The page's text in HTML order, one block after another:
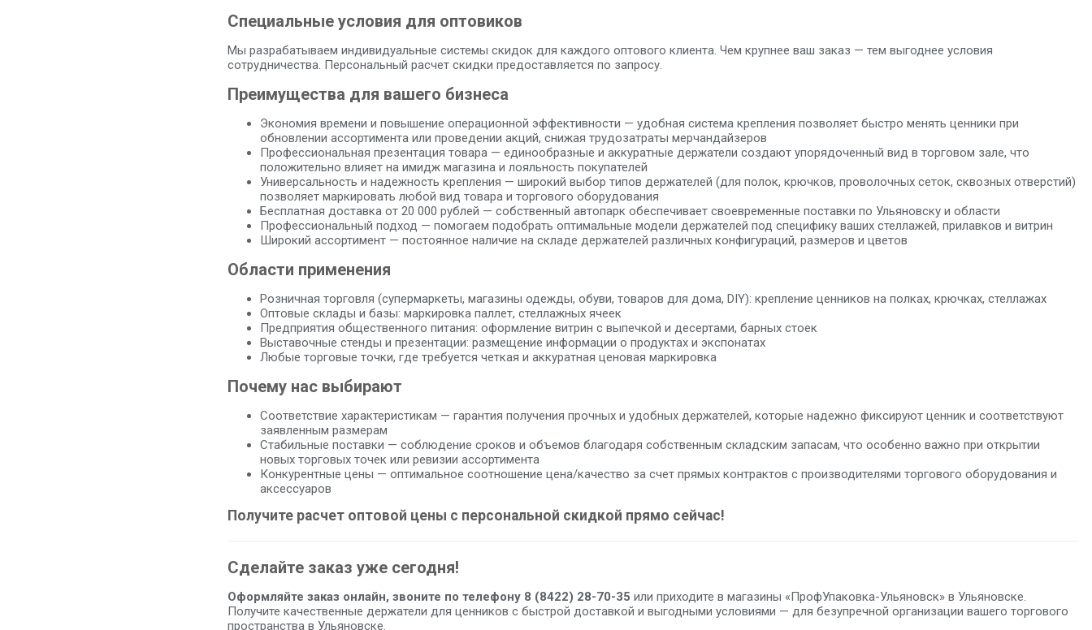
Специальные условия для оптовиков
Мы разрабатываем индивидуальные системы скидок для каждого оптового клиента. Чем крупнее ваш заказ — тем выгоднее условия
сотрудничества. Персональный расчет скидки предоставляется по запросу.
Преимущества для вашего бизнеса
Экономия времени и повышение операционной эффективности — удобная система крепления позволяет быстро менять ценники при
обновлении ассортимента или проведении акций, снижая трудозатраты мерчандайзеров
Профессиональная презентация товара — единообразные и аккуратные держатели создают упорядоченный вид в торговом зале, что
положительно влияет на имидж магазина и лояльность покупателей
Универсальность и надежность крепления — широкий выбор типов держателей (для полок, крючков, проволочных сеток, сквозных отверстий)
позволяет маркировать любой вид товара и торгового оборудования
Бесплатная доставка от 20 000 рублей — собственный автопарк обеспечивает своевременные поставки по Ульяновску и области
Профессиональный подход — помогаем подобрать оптимальные модели держателей под специфику ваших стеллажей, прилавков и витрин
Широкий ассортимент — постоянное наличие на складе держателей различных конфигураций, размеров и цветов
Области применения
Розничная торговля (супермаркеты, магазины одежды, обуви, товаров для дома, DIY): крепление ценников на полках, крючках, стеллажах
Оптовые склады и базы: маркировка паллет, стеллажных ячеек
Предприятия общественного питания: оформление витрин с выпечкой и десертами, барных стоек
Выставочные стенды и презентации: размещение информации о продуктах и экспонатах
Любые торговые точки, где требуется четкая и аккуратная ценовая маркировка
Почему нас выбирают
Соответствие характеристикам — гарантия получения прочных и удобных держателей, которые надежно фиксируют ценник и соответствуют
заявленным размерам
Стабильные поставки — соблюдение сроков и объемов благодаря собственным складским запасам, что особенно важно при открытии
новых торговых точек или ревизии ассортимента
Конкурентные цены — оптимальное соотношение цена/качество за счет прямых контрактов с производителями торгового оборудования и
аксессуаров
Получите расчет оптовой цены с персональной скидкой прямо сейчас!
Сделайте заказ уже сегодня!
Оформляйте заказ онлайн, звоните по телефону 8 (8422) 28-70-35 или приходите в магазины «ПрофУпаковка-Ульяновск» в Ульяновске.
Получите качественные держатели для ценников с быстрой доставкой и выгодными условиями — для безупречной организации вашего торгового
пространства в Ульяновске.